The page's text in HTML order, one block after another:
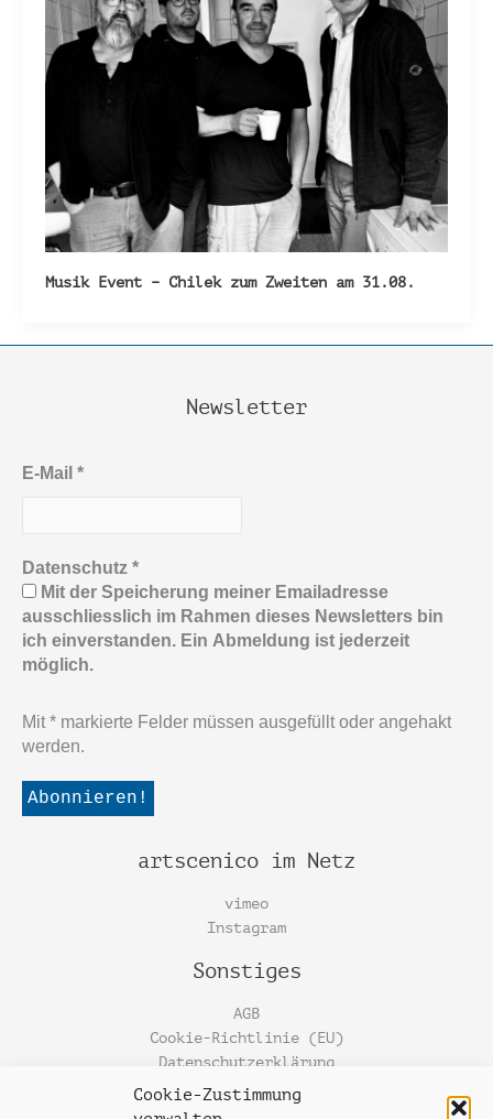
Cookie-Zustimmung
Musik Event – Chilek zum Zweiten am 31.08.
Newsletter
E-Mail *
Datenschutz *
Mit der Speicherung meiner Emailadresse
ausschliesslich im Rahmen dieses Newsletters bin
ich einverstanden. Ein Abmeldung ist jederzeit
möglich.
Mit * markierte Felder müssen ausgefüllt oder angehakt
werden.
artscenico im Netz
vimeo
Instagram
Sonstiges
AGB
Cookie-Richtlinie (EU)
Datenschutzerklärung
gunwalts blog